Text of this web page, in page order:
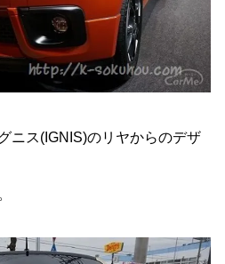
ニス(IGNIS)のリヤからのデザ